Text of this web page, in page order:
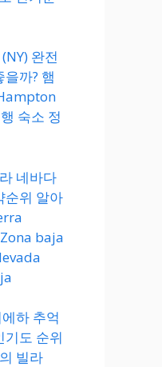
완전
까? 햄
숙소 정
네바다
순위 알아
baja
하 추억
기도 순위
빌라